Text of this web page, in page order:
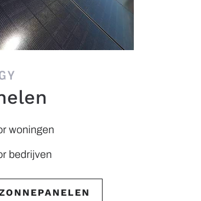
woningen
bedrijven